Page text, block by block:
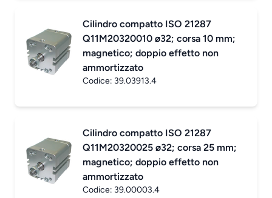
Cilindro compatto ISO 21287
Q11M20320010 ø32; corsa 10 mm;
magnetico; doppio effetto non
ammortizzato
Codice: 39.03913.4
Cilindro compatto ISO 21287
Q11M20320025 ø32; corsa 25 mm;
magnetico; doppio effetto non
ammortizzato
Codice: 39.00003.4